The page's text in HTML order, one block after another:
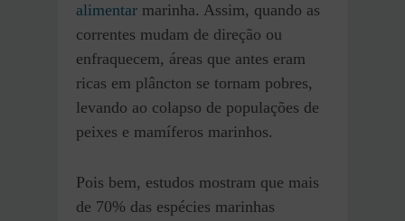
alimentar marinha. Assim, quando as
correntes mudam de direção ou
enfraquecem, áreas que antes eram
ricas em plâncton se tornam pobres,
levando ao colapso de populações de
peixes e mamíferos marinhos.
Pois bem, estudos mostram que mais
de 70% das espécies marinhas